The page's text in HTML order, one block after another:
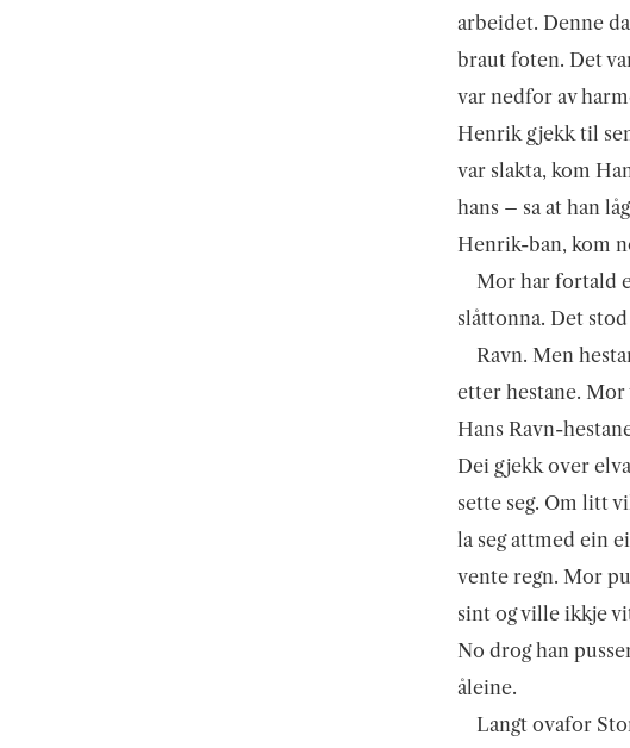
arbeidet. Denne
braut foten. Det
var nedfor av
Henrik gjekk til
var slakta, kom
hans – sa at han
Henrik-ban, kom
Mor har fortald
slåttonna. Det
Ravn. Men
etter hestane. Mor
Hans Ravn-
Dei gjekk over
sette seg. Om litt
la seg attmed ein
vente regn. Mor
sint og ville ikkje
No drog han
åleine.
Langt ovafor